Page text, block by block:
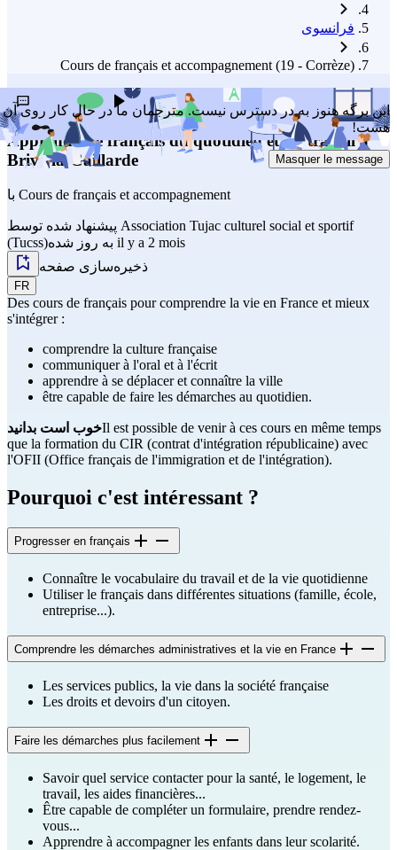
فرانسوی
Cours de français et accompagnement (19 - Corrèze)
این برگه هنوز به در دسترس نیست. مترجمان ما در حال کار روی آن
هست!
Masquer le message
ارسال پیشنهاد برای بهبود گوش بدهید
Apprendre le français du quotidien et du travail à
Brive-la-Gaillarde
با Cours de français et accompagnement
پیشنهاد شده توسط Association Tujac culturel social et sportif
(Tucss)
به روز شده il y a 2 mois
ذخیره‌سازی صفحه
FR
Des cours de français pour comprendre la vie en France et mieux
s'intégrer :
comprendre la culture française
communiquer à l'oral et à l'écrit
apprendre à se déplacer et connaître la ville
être capable de faire les démarches au quotidien.
خوب است بدانیدIl est possible de venir à ces cours en même temps
que la formation du CIR (contrat d'intégration républicaine) avec
l'OFII (Office français de l'immigration et de l'intégration).
Pourquoi c'est intéressant ?
Progresser en français
Connaître le vocabulaire du travail et de la vie quotidienne
Utiliser le français dans différentes situations (famille, école,
entreprise...).
Comprendre les démarches administratives et la vie en France
Les services publics, la vie dans la société française
Les droits et devoirs d'un citoyen.
Faire les démarches plus facilement
Savoir quel service contacter pour la santé, le logement, le
travail, les aides financières...
Être capable de compléter un formulaire, prendre rendez-
vous...
Apprendre à accompagner les enfants dans leur scolarité.